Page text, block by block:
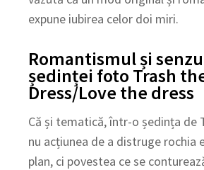
expune iubirea celor doi miri.
Romantismul și
ședinței foto Trash
Dress/Love the dress
Că și tematică, într-o ședința de
nu acțiunea de a distruge rochia
plan, ci povestea ce se